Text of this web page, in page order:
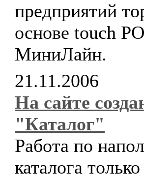
предприятий
основе touch
МиниЛайн.
21.11.2006
На сайте
"Каталог"
Работа по
каталога